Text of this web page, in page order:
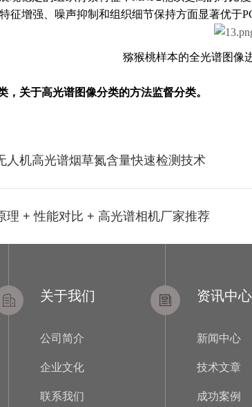
征增强、噪声抑制和组织细节保持方面显著优于
猕猴桃样本的全光谱图像
关于高光谱图像分类的方法监督分类。
人机高光谱烟草氮含量快速检测技术
理 + 性能对比 + 高光谱相机厂家推荐
关于我们
公司简介
企业文化
联系我们
资讯中心
新闻中心
技术文章
成功案例